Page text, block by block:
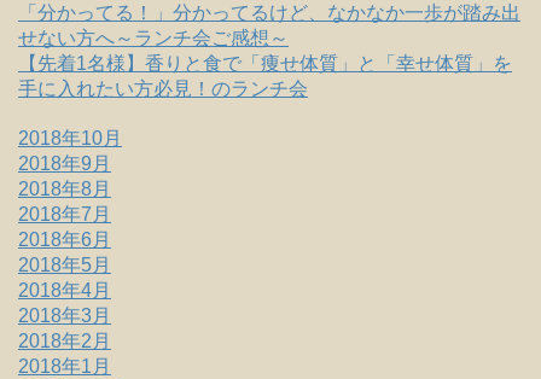
「分かってる！」分かってるけど、なかなか一歩が踏み出
せない方へ～ランチ会ご感想～
【先着1名様】香りと食で「痩せ体質」と「幸せ体質」を
手に入れたい方必見！のランチ会
2018年10月
2018年9月
2018年8月
2018年7月
2018年6月
2018年5月
2018年4月
2018年3月
2018年2月
2018年1月